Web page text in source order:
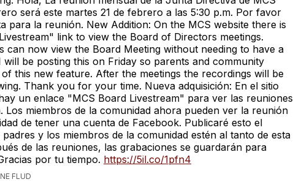
será este martes 21 de febrero a las 5:30 p.m. Por favor
para la reunión. New Addition: On the MCS website there is
link to view the Board of Directors meetings.
can now view the Board Meeting without needing to have a
be posting this on Friday so parents and community
this new feature. After the meetings the recordings will be
Thank you for your time. Nueva adquisición: En el sitio
un enlace "MCS Board Livestream" para ver las reuniones
Los miembros de la comunidad ahora pueden ver la reunión
de tener una cuenta de Facebook. Publicaré esto el
y los miembros de la comunidad estén al tanto de esta
de las reuniones, las grabaciones se guardarán para
por tu tiempo. https://5il.co/1pfn4
FLUD